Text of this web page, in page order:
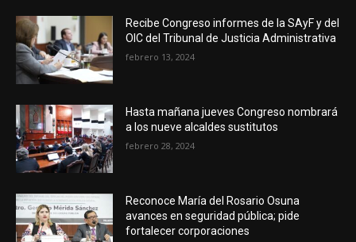
Recibe Congreso informes de la SAyF y del
OIC del Tribunal de Justicia Administrativa
febrero 13, 2024
Hasta mañana jueves Congreso nombrará
a los nueve alcaldes sustitutos
febrero 28, 2024
Reconoce María del Rosario Osuna
avances en seguridad pública; pide
fortalecer corporaciones